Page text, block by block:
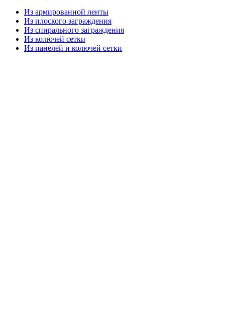
Из армированной ленты
Из плоского заграждения
Из спирального заграждения
Из колючей сетки
Из панелей и колючей сетки